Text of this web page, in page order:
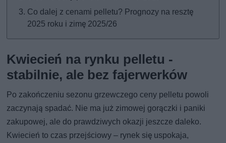
Co dalej z cenami pelletu? Prognozy na resztę
2025 roku i zimę 2025/26
Kwiecień na rynku pelletu -
stabilnie, ale bez fajerwerków
Po zakończeniu sezonu grzewczego ceny pelletu powoli
zaczynają spadać. Nie ma już zimowej gorączki i paniki
zakupowej, ale do prawdziwych okazji jeszcze daleko.
Kwiecień to czas przejściowy – rynek się uspokaja,